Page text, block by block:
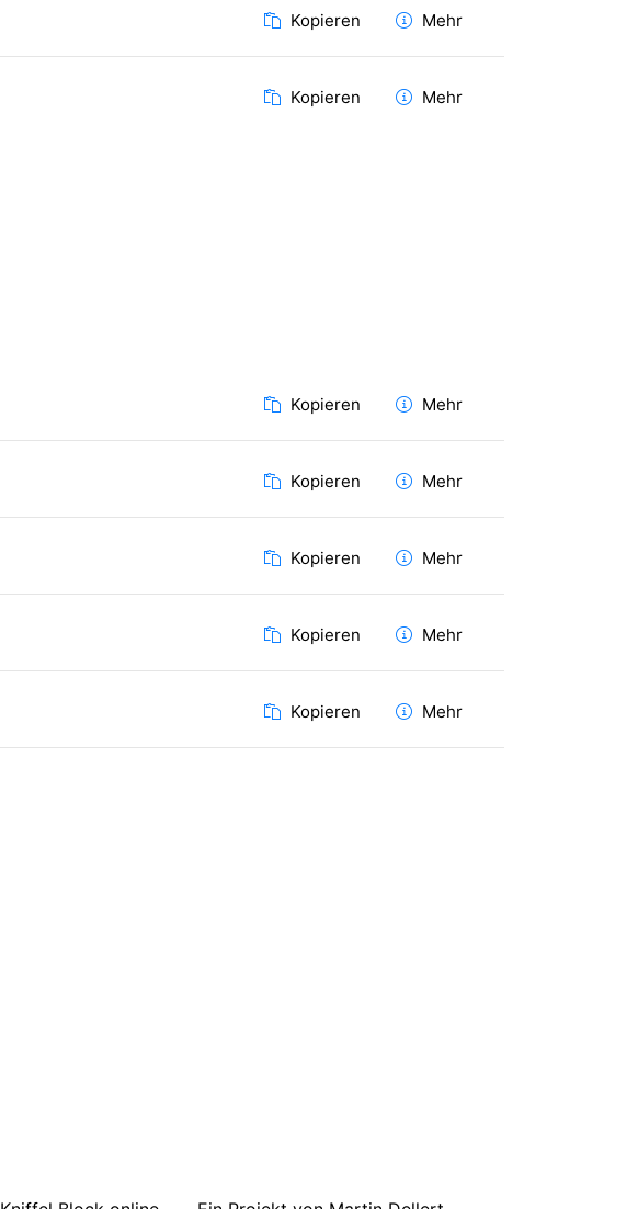
Kopieren Mehr
Kopieren Mehr
Kopieren Mehr
Kopieren Mehr
Kopieren Mehr
Kopieren Mehr
Kopieren Mehr